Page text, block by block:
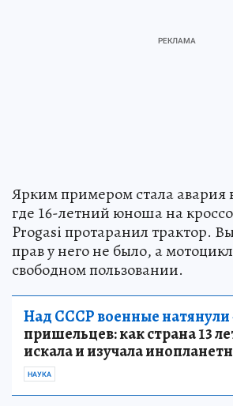
Ярким примером стала
где 16-летний юноша на
Progasi протаранил трактор.
прав у него не было, а
свободном пользовании.
Над СССР военные натянули
пришельцев: как страна 13
искала и изучала
НАУКА